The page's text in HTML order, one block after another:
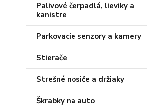
Palivové čerpadlá, lieviky a
kanistre
Parkovacie senzory a kamery
Stierače
Strešné nosiče a držiaky
Škrabky na auto